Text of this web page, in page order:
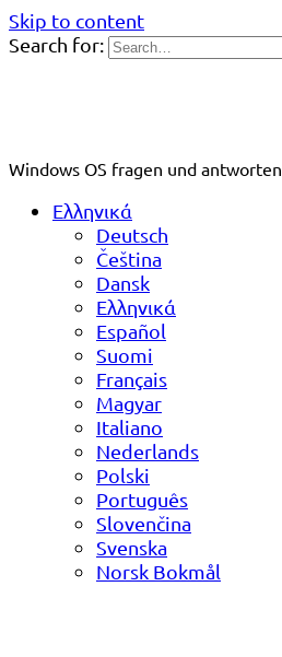
Skip to content
Search for:
Windows OS fragen und antworten
Ελληνικά
Deutsch
Čeština
Dansk
Ελληνικά
Español
Suomi
Français
Magyar
Italiano
Nederlands
Polski
Português
Slovenčina
Svenska
Norsk Bokmål